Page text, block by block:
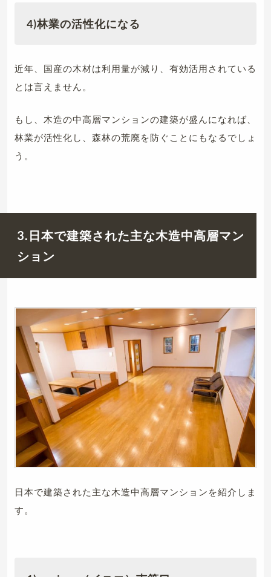
4)林業の活性化になる
近年、国産の木材は利用量が減り、有効活用されている
とは言えません。
もし、木造の中高層マンションの建築が盛んになれば、
林業が活性化し、森林の荒廃を防ぐことにもなるでしょ
う。
3.日本で建築された主な木造中高層マン
ション
日本で建築された主な木造中高層マンションを紹介しま
す。